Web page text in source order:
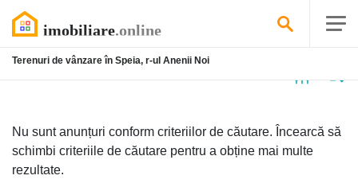
Terenuri de vânzare în Speia, r-ul Anenii Noi
Nu sunt anunțuri conform criteriilor de căutare. Încearcă să
schimbi criteriile de căutare pentru a obține mai multe
rezultate.